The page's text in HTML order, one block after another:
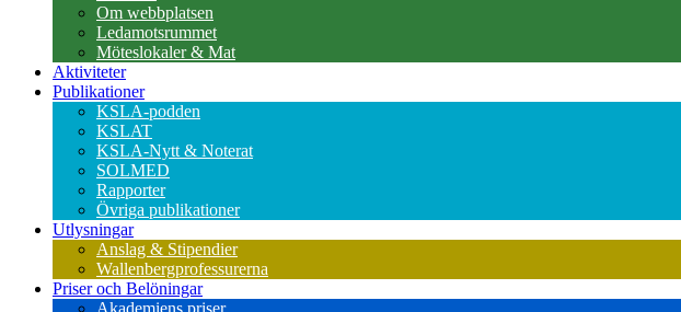
Om webbplatsen
Ledamotsrummet
Möteslokaler & Mat
Aktiviteter
Publikationer
KSLA-podden
KSLAT
KSLA-Nytt & Noterat
SOLMED
Rapporter
Övriga publikationer
Utlysningar
Anslag & Stipendier
Wallenbergprofessurerna
Priser och Belöningar
Akademiens priser